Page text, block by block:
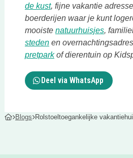
de kustDeze link opent in
, fijne vakantie
boerderijen waar je kunt
mooiste natuurhuisjesDeze
,
stedenDeze link opent in een
en
pretparkDeze link opent in
of dierentuin op
Deel via WhatsApp
Blogs Rolstoeltoegankelijke